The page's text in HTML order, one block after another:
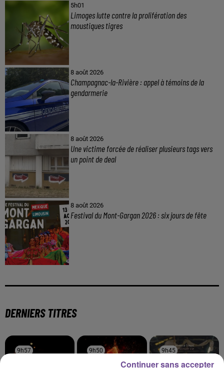
5h01
Limoges lutte contre la prolifération des
moustiques tigres
8 août 2026
Champagnac-la-Rivière : appel à témoins de la
gendarmerie
8 août 2026
Une victime forcée de réaliser plusieurs tags vers
un point de deal
8 août 2026
Festival du Mont-Gargan 2026 : six jours de fête
DERNIERS TITRES
9h57
9h57 9h50
9h50 9h45
9h45
Continuer sans accepter